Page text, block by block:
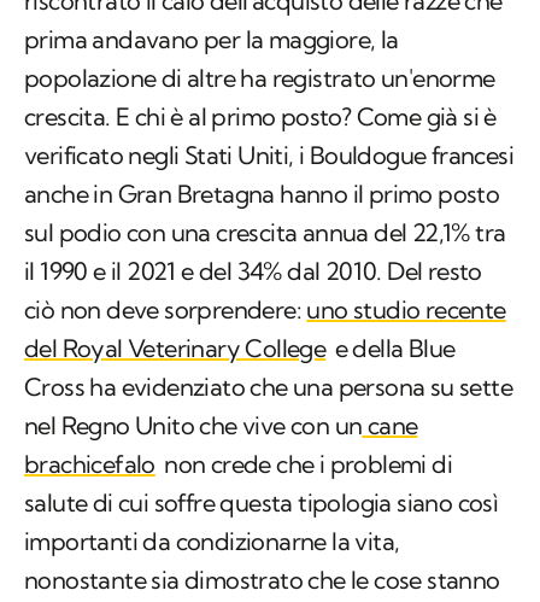
prima andavano per la maggiore, la
popolazione di altre ha registrato un'enorme
crescita. E chi è al primo posto? Come già si è
verificato negli Stati Uniti, i Bouldogue francesi
anche in Gran Bretagna hanno il primo posto
sul podio con una crescita annua del 22,1% tra
il 1990 e il 2021 e del 34% dal 2010. Del resto
ciò non deve sorprendere: uno studio recente
del Royal Veterinary College e della Blue
Cross ha evidenziato che una persona su sette
nel Regno Unito che vive con un cane
brachicefalo non crede che i problemi di
salute di cui soffre questa tipologia siano così
importanti da condizionarne la vita,
nonostante sia dimostrato che le cose stanno